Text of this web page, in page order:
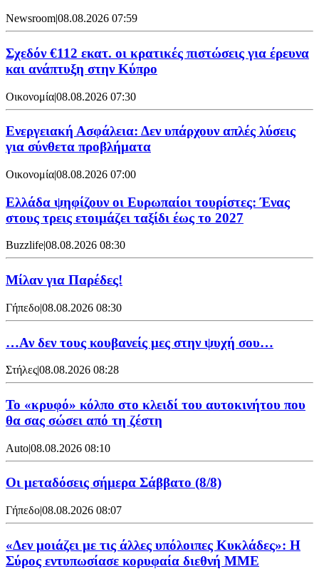
Newsroom|08.08.2026 07:59
Σχεδόν €112 εκατ. οι κρατικές πιστώσεις για έρευνα
και ανάπτυξη στην Κύπρο
Οικονομία|08.08.2026 07:30
Ενεργειακή Ασφάλεια: Δεν υπάρχουν απλές λύσεις
για σύνθετα προβλήματα
Οικονομία|08.08.2026 07:00
Ελλάδα ψηφίζουν οι Ευρωπαίοι τουρίστες: Ένας
στους τρεις ετοιμάζει ταξίδι έως το 2027
Buzzlife|08.08.2026 08:30
Μίλαν για Παρέδες!
Γήπεδο|08.08.2026 08:30
…Αν δεν τους κουβανείς μες στην ψυχή σου…
Στήλες|08.08.2026 08:28
Το «κρυφό» κόλπο στο κλειδί του αυτοκινήτου που
θα σας σώσει από τη ζέστη
Auto|08.08.2026 08:10
Οι μεταδόσεις σήμερα Σάββατο (8/8)
Γήπεδο|08.08.2026 08:07
«Δεν μοιάζει με τις άλλες υπόλοιπες Κυκλάδες»: Η
Σύρος εντυπωσίασε κορυφαία διεθνή ΜΜΕ